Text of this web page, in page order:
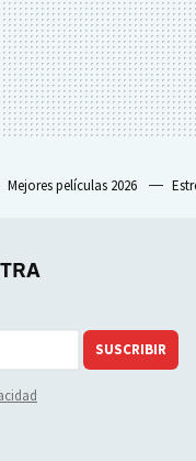
Mejores películas 2026
SUSCRIBIR